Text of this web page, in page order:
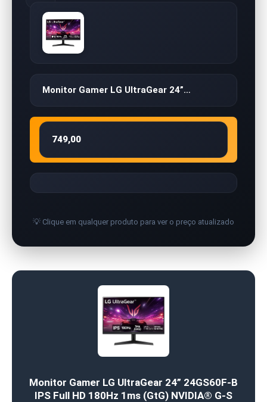
Monitor Gamer LG UltraGear 24”…
749,00
💡 Clique em qualquer produto para ver o preço atualizado
Monitor Gamer LG UltraGear 24” 24GS60F-B
IPS Full HD 180Hz 1ms (GtG) NVIDIA® G-S